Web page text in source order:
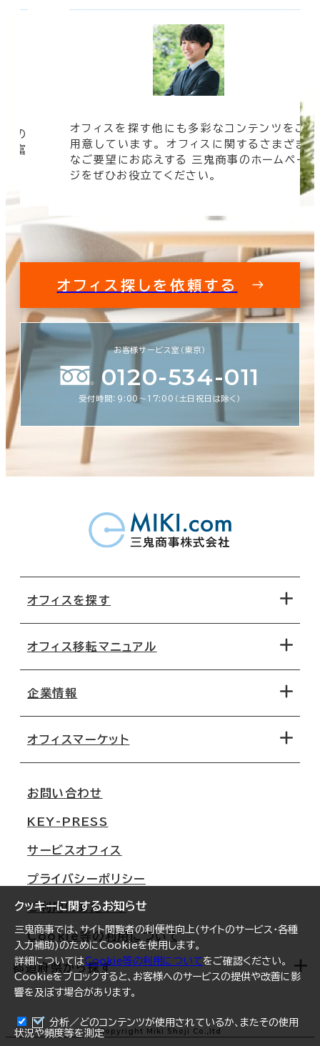
クッキーに関するお知らせ
三鬼商事では、サイト閲覧者の利便性向上(サイトのサービス・各種
入力補助)のためにCookieを使用します。
詳細についてはCookie等の利用についてをご確認ください。
Cookieをブロックすると、お客様へのサービスの提供や改善に影
響を及ぼす場合があります。
分析／どのコンテンツが使用されているか、またその使用
状況や頻度等を測定
の
豊富
オフィスを探す他にも多彩なコンテンツをご
用意しています。 オフィスに関するさまざま
なご要望にお応えする 三鬼商事のホームペー
ジをぜひお役立てください。
オフィス探しを依頼する
お客様サービス室（東京）
0120-534-011
受付時間：9:00〜17:00（土日祝日は除く）
オフィスを探す
地図から探す
路線・駅から探す
オフィス移転マニュアル
移転コストシミュレーション
移転スケジュール
オフィス移転Q&A
企業情報
オフィスマーケット
大阪
名古屋
札幌
仙台
横浜
福岡
オフィスリポート
ログイン
お問い合わせ
KEY-PRESS
サービスオフィス
プライバシーポリシー
ご利用にあたって
Cookie等の利用について
都道府県から探す
北海道 Copyright Miki Shoji Co.,ltd